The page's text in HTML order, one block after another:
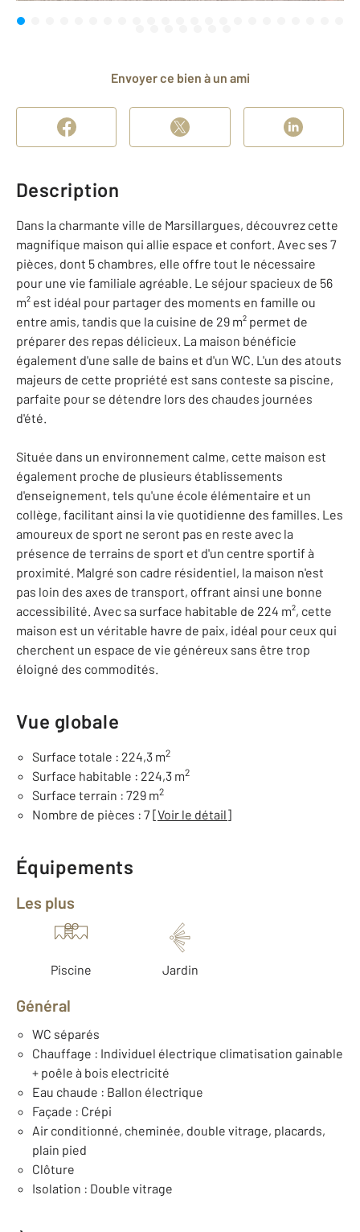
Envoyer ce bien à un ami
Description
Dans la charmante ville de Marsillargues, découvrez cette
magnifique maison qui allie espace et confort. Avec ses 7
pièces, dont 5 chambres, elle offre tout le nécessaire
pour une vie familiale agréable. Le séjour spacieux de 56
m² est idéal pour partager des moments en famille ou
entre amis, tandis que la cuisine de 29 m² permet de
préparer des repas délicieux. La maison bénéficie
également d'une salle de bains et d'un WC. L'un des atouts
majeurs de cette propriété est sans conteste sa piscine,
parfaite pour se détendre lors des chaudes journées
d'été.
Située dans un environnement calme, cette maison est
également proche de plusieurs établissements
d'enseignement, tels qu'une école élémentaire et un
collège, facilitant ainsi la vie quotidienne des familles. Les
amoureux de sport ne seront pas en reste avec la
présence de terrains de sport et d'un centre sportif à
proximité. Malgré son cadre résidentiel, la maison n'est
pas loin des axes de transport, offrant ainsi une bonne
accessibilité. Avec sa surface habitable de 224 m², cette
maison est un véritable havre de paix, idéal pour ceux qui
cherchent un espace de vie généreux sans être trop
éloigné des commodités.
Vue globale
Surface totale : 224,3 m2
Surface habitable : 224,3 m2
Surface terrain : 729 m2
Nombre de pièces : 7[Voir le détail]
Équipements
Les plus
Piscine Jardin
Général
WC séparés
Chauffage : Individuel électrique climatisation gainable
+ poêle à bois electricité
Eau chaude : Ballon électrique
Façade : Crépi
Air conditionné, cheminée, double vitrage, placards,
plain pied
Clôture
Isolation : Double vitrage